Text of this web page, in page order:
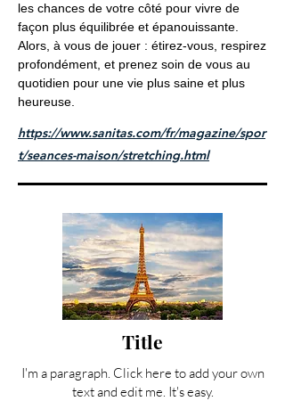
les chances de votre côté pour vivre de
façon plus équilibrée et épanouissante.
Alors, à vous de jouer : étirez-vous, respirez
profondément, et prenez soin de vous au
quotidien pour une vie plus saine et plus
heureuse.
https://www.sanitas.com/fr/magazine/spor
t/seances-maison/stretching.html
Title
I'm a paragraph. Click here to add your own
text and edit me. It's easy.